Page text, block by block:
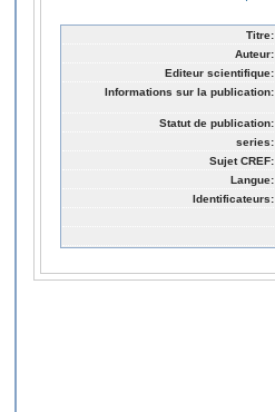
Titre:
Auteur:
Editeur scientifique:
Informations sur la publication:
Statut de publication:
series:
Sujet CREF:
Langue:
Identificateurs: